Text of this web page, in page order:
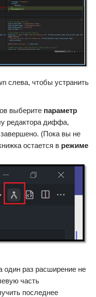
слева, чтобы устранить
выберите параметр
редактора диффа,
(Пока вы не
остается в режиме
один раз расширение не
часть
последнее